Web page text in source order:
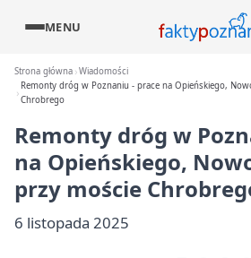
MENU
Strona główna Wiadomości
Remonty dróg w Poznaniu - prace na Opieńskiego,
Chrobrego
Remonty dróg w
na Opieńskiego,
przy moście
6 listopada 2025